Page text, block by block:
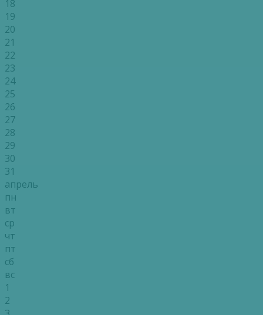
18
19
20
21
22
23
24
25
26
27
28
29
30
31
апрель
пн
вт
ср
чт
пт
сб
вс
1
2